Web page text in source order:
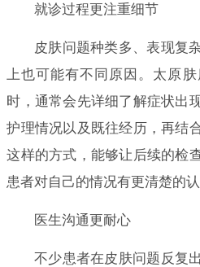
就诊过程更注重细节
皮肤问题种类多、表现复
上也可能有不同原因。太原
时，通常会先详细了解症状出
护理情况以及既往经历，再结
这样的方式，能够让后续的检
患者对自己的情况有更清楚的认
医生沟通更耐心
不少患者在皮肤问题反复